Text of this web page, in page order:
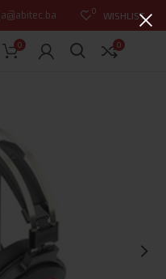
0 WISHLIST
0 0